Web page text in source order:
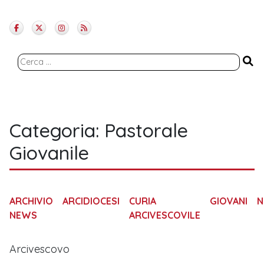
Ricerca
Categoria: Pastorale
Giovanile
ARCHIVIO
NEWS
ARCIDIOCESI
CURIA
ARCIVESCOVILE
GIOVANI
Arcivescovo